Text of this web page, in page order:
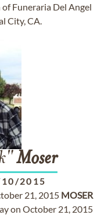
Funeraria Del Angel
City, CA.
Moser
2015
21, 2015 MOSER
on October 21, 2015